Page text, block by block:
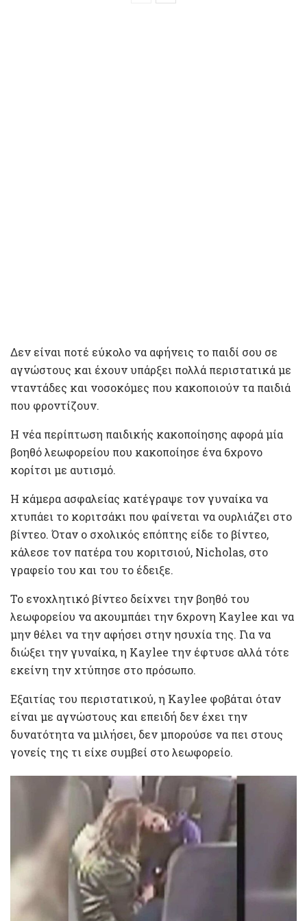
Δεν είναι ποτέ εύκολο να αφήνεις το παιδί σου σε
αγνώστους και έχουν υπάρξει πολλά περιστατικά με
νταντάδες και νοσοκόμες που κακοποιούν τα παιδιά
που φροντίζουν.
Η νέα περίπτωση παιδικής κακοποίησης αφορά μία
βοηθό λεωφορείου που κακοποίησε ένα 6χρονο
κορίτσι με αυτισμό.
Η κάμερα ασφαλείας κατέγραψε τον γυναίκα να
χτυπάει το κοριτσάκι που φαίνεται να ουρλιάζει στο
βίντεο. Όταν ο σχολικός επόπτης είδε το βίντεο,
κάλεσε τον πατέρα του κοριτσιού, Nicholas, στο
γραφείο του και του το έδειξε.
Το ενοχλητικό βίντεο δείχνει την βοηθό του
λεωφορείου να ακουμπάει την 6χρονη Kaylee και να
μην θέλει να την αφήσει στην ησυχία της. Για να
διώξει την γυναίκα, η Kaylee την έφτυσε αλλά τότε
εκείνη την χτύπησε στο πρόσωπο.
Εξαιτίας του περιστατικού, η Kaylee φοβάται όταν
είναι με αγνώστους και επειδή δεν έχει την
δυνατότητα να μιλήσει, δεν μπορούσε να πει στους
γονείς της τι είχε συμβεί στο λεωφορείο.